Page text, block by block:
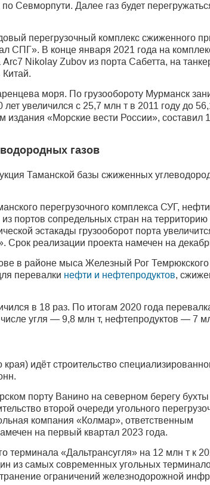
Севморпути. Далее газ будет
перегрузочный комплекс сжиженного
СПГ». В конце января 2021 года на
Nikolay Zubov из порта Сабетта, на
моря. По грузообороту Мурманск
увеличился с 25,7 млн т в 2011 году до
«Морские вести России», составил
газов
Таманской базы сжиженных
перегрузочного комплекса СУГ,
портов сопредельных стран на
эстакады грузооборот порта
реализации проекта намечен на
в районе мыса Железный Рог Темрюкского
перевалки нефти и нефтепродуктов,
в 18 раз. По итогам 2020 года
угля — 9,8 млн т, нефтепродуктов — 7
идёт строительство
порту Ванино на северном берегу
второй очереди угольного
компания «Колмар», ответственным
на первый квартал 2023 года.
«Дальтрансугля» на 12 млн т к
из самых современных угольных
ограничений железнодорожной